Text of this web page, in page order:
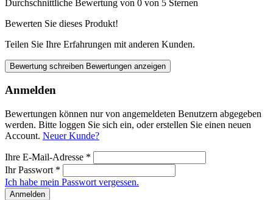
Durchschnittliche Bewertung von 0 von 5 Sternen
Bewerten Sie dieses Produkt!
Teilen Sie Ihre Erfahrungen mit anderen Kunden.
Bewertung schreiben Bewertungen anzeigen
Anmelden
Bewertungen können nur von angemeldeten Benutzern abgegeben
werden. Bitte loggen Sie sich ein, oder erstellen Sie einen neuen
Account. Neuer Kunde?
Ihre E-Mail-Adresse *
Ihr Passwort *
Ich habe mein Passwort vergessen.
Anmelden